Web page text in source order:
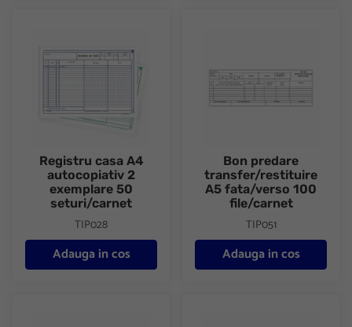
Registru casa A4
autocopiativ 2
exemplare 50
seturi/carnet
TIP028
Adauga in cos
Bon predare
transfer/restituire
A5 fata/verso 100
file/carnet
TIP051
Adauga in cos